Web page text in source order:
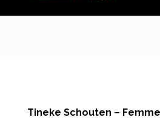
Tineke Schouten –